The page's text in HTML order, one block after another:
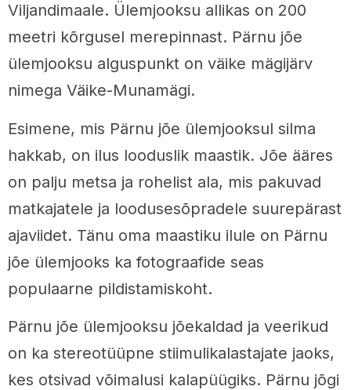
Viljandimaale. Ülemjooksu allikas on 200
meetri kõrgusel merepinnast. Pärnu jõe
ülemjooksu alguspunkt on väike mägijärv
nimega Väike-Munamägi.
Esimene, mis Pärnu jõe ülemjooksul silma
hakkab, on ilus looduslik maastik. Jõe ääres
on palju metsa ja rohelist ala, mis pakuvad
matkajatele ja loodusesõpradele suurepärast
ajaviidet. Tänu oma maastiku ilule on Pärnu
jõe ülemjooks ka fotograafide seas
populaarne pildistamiskoht.
Pärnu jõe ülemjooksu jõekaldad ja veerikud
on ka stereotüüpne stiimulikalastajate jaoks,
kes otsivad võimalusi kalapüügiks. Pärnu jõgi